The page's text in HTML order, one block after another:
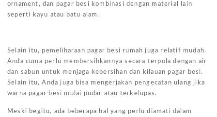
ornament, dan pagar besi kombinasi dengan material lain
seperti kayu atau batu alam.
Selain itu, pemeliharaan pagar besi rumah juga relatif mudah.
Anda cuma perlu membersihkannya secara terpola dengan air
dan sabun untuk menjaga kebersihan dan kilauan pagar besi.
Selain itu, Anda juga bisa mengerjakan pengecatan ulang jika
warna pagar besi mulai pudar atau terkelupas.
Meski begitu, ada beberapa hal yang perlu diamati dalam